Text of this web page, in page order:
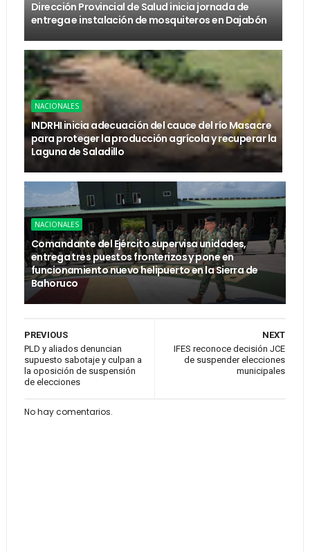
Dirección Provincial de Salud inicia jornada de
entrega e instalación de mosquiteros en Dajabón
NACIONALES
INDRHI inicia adecuación del cauce del río Masacre
para proteger la producción agrícola y recuperar la
Laguna de Saladillo
NACIONALES
Comandante del Ejército supervisa unidades,
entrega tres puestos fronterizos y pone en
funcionamiento nuevo helipuerto en la Sierra de
Bahoruco
NEXT
IFES reconoce decisión JCE
de suspender elecciones
municipales
PREVIOUS
PLD y aliados denuncian
supuesto sabotaje y culpan a
la oposición de suspensión
de elecciones
No hay comentarios.